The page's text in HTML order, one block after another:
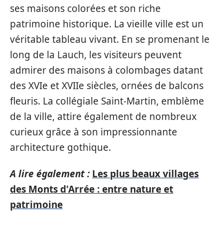
ses maisons colorées et son riche
patrimoine historique. La vieille ville est un
véritable tableau vivant. En se promenant le
long de la Lauch, les visiteurs peuvent
admirer des maisons à colombages datant
des XVIe et XVIIe siècles, ornées de balcons
fleuris. La collégiale Saint-Martin, emblème
de la ville, attire également de nombreux
curieux grâce à son impressionnante
architecture gothique.
A lire également : Les plus beaux villages
des Monts d'Arrée : entre nature et
patrimoine